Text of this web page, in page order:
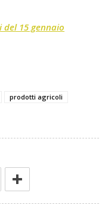
15 gennaio
prodotti agricoli